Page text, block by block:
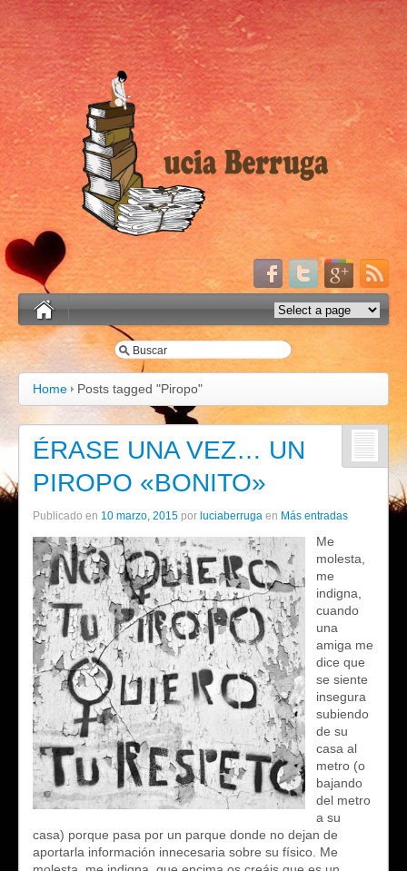
Home Posts tagged "Piropo"
ÉRASE UNA VEZ… UN
PIROPO «BONITO»
Publicado en 10 marzo, 2015 por luciaberruga en Más entradas
Me
molesta,
me
indigna,
cuando
una
amiga me
dice que
se siente
insegura
subiendo
de su
casa al
metro (o
bajando
del metro
a su
casa) porque pasa por un parque donde no dejan de
aportarla información innecesaria sobre su físico. Me